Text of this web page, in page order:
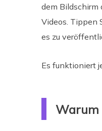
dem Bildschirm
Videos. Tippen
es zu
Es funktioniert
Warum